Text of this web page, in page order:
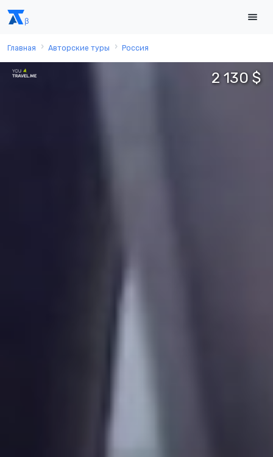
Главная Авторские туры Россия
2 130 $